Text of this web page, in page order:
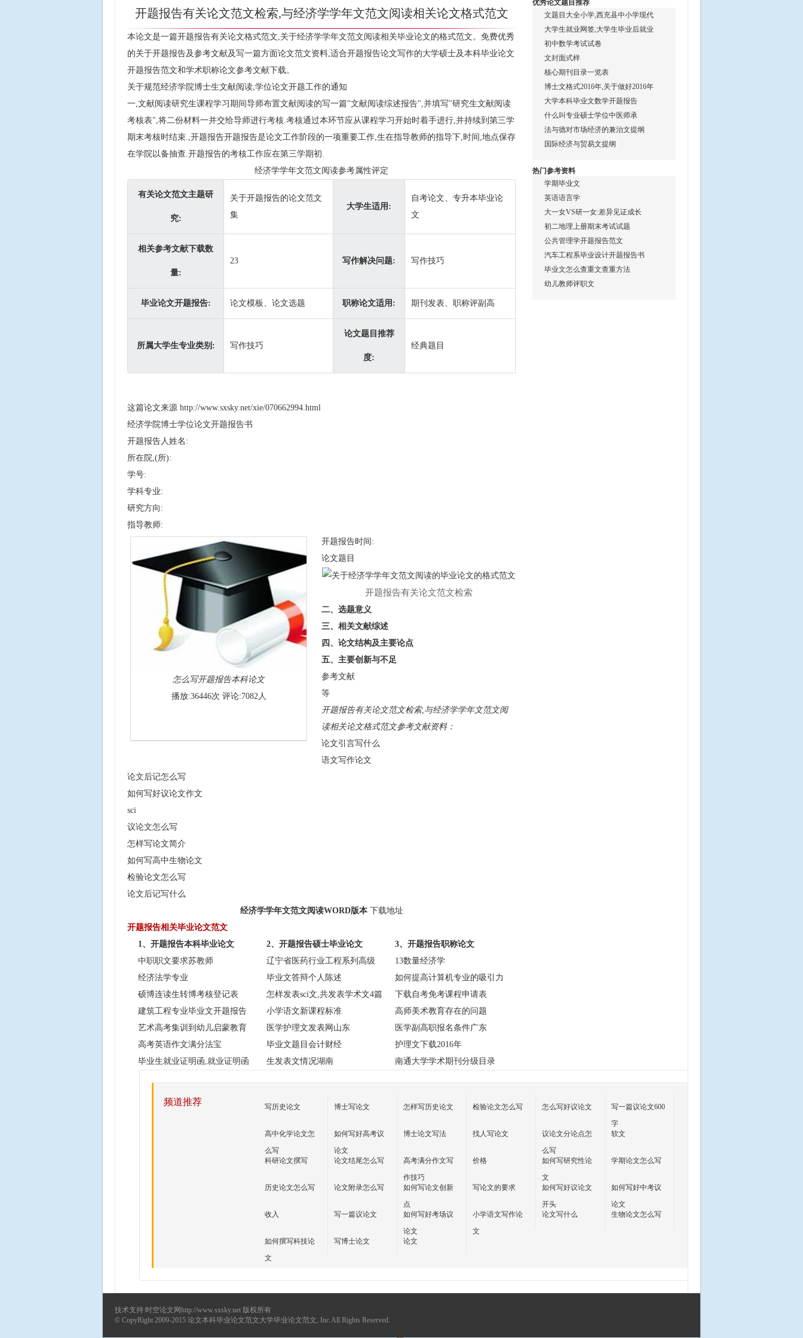
开题报告有关论文范文检索,与经济学学年文范文阅读相关论文格式范文
本论文是一篇开题报告有关论文格式范文,关于经济学学年文范文阅读相关毕业论文的格式范文。免费优秀
的关于开题报告及参考文献及写一篇方面论文范文资料,适合开题报告论文写作的大学硕士及本科毕业论文
开题报告范文和学术职称论文参考文献下载。
关于规范经济学院博士生文献阅读,学位论文开题工作的通知
一,文献阅读 研究生课程学习期间导师布置文献阅读的写一篇"文献阅读综述报告",并填写"研究生文献阅读
考核表",将二份材料一并交给导师进行考核.考核通过本环节应从课程学习开始时着手进行,并持续到第三学
期末考核时结束.,开题报告开题报告是论文工作阶段的一项重要工作,生在指导教师的指导下,时间,地点保存
在学院以备抽查.开题报告的考核工作应在第三学期初.
经济学学年文范文阅读参考属性评定
有关论文范文主题研
究:
关于开题报告的论文范文
集
大学生适用:
自考论文、专升本毕业论
文
相关参考文献下载数
量:
23 写作解决问题: 写作技巧
毕业论文开题报告: 论文模板、论文选题 职称论文适用: 期刊发表、职称评副高
所属大学生专业类别: 写作技巧
论文题目推荐
度:
经典题目
这篇论文来源 http://www.sxsky.net/xie/070662994.html
经济学院博士学位论文开题报告书
开题报告人姓名:
所在院,(所):
学号:
学科专业:
研究方向:
指导教师:
怎么写开题报告本科论文
播放:36446次 评论:7082人
开题报告时间:
论文题目
开题报告有关论文范文检索
二、选题意义
三、相关文献综述
四、论文结构及主要论点
五、主要创新与不足
参考文献
等
开题报告有关论文范文检索,与经济学学年文范文阅
读相关论文格式范文参考文献资料：
论文引言写什么
语文写作论文
论文后记怎么写
如何写好议论文作文
sci
议论文怎么写
怎样写论文简介
如何写高中生物论文
检验论文怎么写
论文后记写什么
经济学学年文范文阅读WORD版本 下载地址
开题报告相关毕业论文范文
1、开题报告本科毕业论文
中职职文要求苏教师
经济法学专业
硕博连读生转博考核登记表
建筑工程专业毕业文开题报告
艺术高考集训到幼儿启蒙教育
高考英语作文满分法宝
毕业生就业证明函,就业证明函
2、开题报告硕士毕业论文
辽宁省医药行业工程系列高级
毕业文答辩个人陈述
怎样发表sci文,共发表学术文4篇
小学语文新课程标准
医学护理文发表网山东
毕业文题目会计财经
生发表文情况湖南
3、开题报告职称论文
13数量经济学
如何提高计算机专业的吸引力
下载自考免考课程申请表
高师美术教育存在的问题
医学副高职报名条件广东
护理文下载2016年
南通大学学术期刊分级目录
频道推荐 写历史论文 博士写论文 怎样写历史论文 检验论文怎么写 怎么写好议论文
写一篇议论文600
字
高中化学论文怎
么写
如何写好高考议
论文
博士论文写法 找人写论文
议论文分论点怎
么写
软文
科研论文撰写 论文结尾怎么写
高考满分作文写
作技巧
价格
如何写研究性论
文
学期论文怎么写
历史论文怎么写 论文附录怎么写
如何写论文创新
点
写论文的要求
如何写好议论文
开头
如何写好中考议
论文
收入
写一篇议论文
如何写好考场议
论文
小学语文写作论
文
论文写什么 生物论文怎么写
如何撰写科技论
文
写博士论文 论文
优秀论文题目推荐
文题目大全小学,西充县中小学现代
大学生就业网签,大学生毕业后就业
初中数学考试试卷
文封面式样
核心期刊目录一览表
博士文格式2016年,关于做好2016年
大学本科毕业文数学开题报告
什么叫专业硕士学位中医师承
法与德对市场经济的兼治文提纲
国际经济与贸易文提纲
热门参考资料
学期毕业文
英语语言学
大一女VS研一女:差异见证成长
初二地理上册期末考试试题
公共管理学开题报告范文
汽车工程系毕业设计开题报告书
毕业文怎么查重文查重方法
幼儿教师评职文
技术支持:时空论文网http://www.sxsky.net 版权所有
© CopyRight 2009-2015 论文本科毕业论文范文大学毕业论文范文 , Inc.All Rights Reserved.